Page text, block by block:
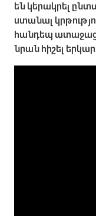
են կերակրել
ստանալ
հանդեպ
նրան հիշել երկար: